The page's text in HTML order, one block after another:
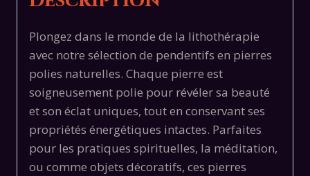
Plongez dans le monde de la lithothérapie
avec notre sélection de pendentifs en pierres
polies naturelles. Chaque pierre est
soigneusement polie pour révéler sa beauté
et son éclat uniques, tout en conservant ses
propriétés énergétiques intactes. Parfaites
pour les pratiques spirituelles, la méditation,
ou comme objets décoratifs, ces pierres